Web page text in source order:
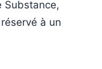
Substance,
à un